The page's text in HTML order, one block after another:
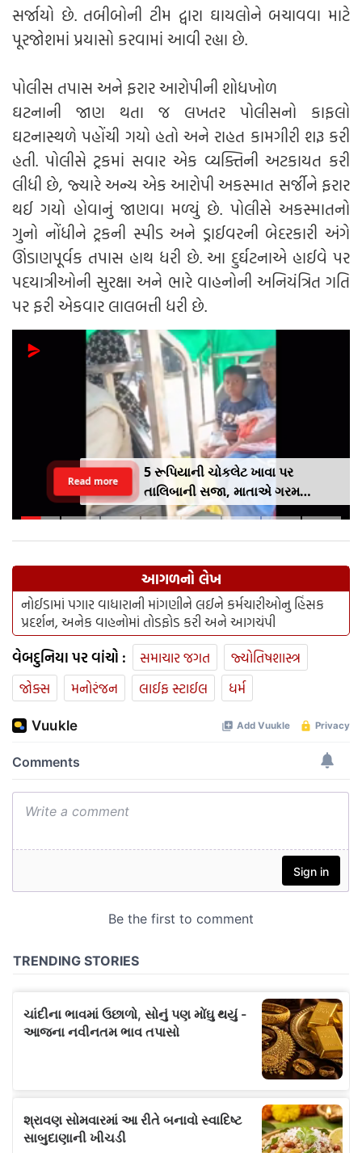
સર્જાયો છે. તબીબોની ટીમ દ્વારા ઘાયલોને બચાવવા માટે
પૂરજોશમાં પ્રયાસો કરવામાં આવી રહ્યા છે.
પોલીસ તપાસ અને ફરાર આરોપીની શોધખોળ
ઘટનાની જાણ થતા જ લખતર પોલીસનો કાફલો
ઘટનાસ્થળે પહોંચી ગયો હતો અને રાહત કામગીરી શરૂ કરી
હતી. પોલીસે ટ્રકમાં સવાર એક વ્યક્તિની અટકાયત કરી
લીધી છે, જ્યારે અન્ય એક આરોપી અકસ્માત સર્જીને ફરાર
થઈ ગયો હોવાનું જાણવા મળ્યું છે. પોલીસે અકસ્માતનો
ગુનો નોંધીને ટ્રકની સ્પીડ અને ડ્રાઈવરની બેદરકારી અંગે
ઊંડાણપૂર્વક તપાસ હાથ ધરી છે. આ દુર્ઘટનાએ હાઈવે પર
પદયાત્રીઓની સુરક્ષા અને ભારે વાહનોની અનિયંત્રિત ગતિ
પર ફરી એકવાર લાલબત્તી ધરી છે.
5 રૂપિયાની ચોકલેટ ખાવા પર
તાલિબાની સજા, માતાએ ગરમ
ચપ્પુથી પુત્રના પગમાં આપ્યો ડામ,
Read more
આગળનો લેખ
નોઈડામાં પગાર વાધારાની માંગણીને લઈને કર્મચારીઓનુ હિંસક
પ્રદર્શન, અનેક વાહનોમાં તોડફોડ કરી અને આગચંપી
વેબદુનિયા પર વાંચો : સમાચાર જગત
જ્યોતિષશાસ્ત્ર
જોક્સ
મનોરંજન લાઈફ સ્ટાઈલ ધર્મ